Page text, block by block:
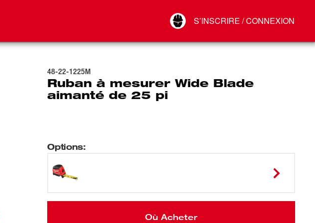
S’INSCRIRE / CONNEXION
Connect
48-22-1225M
Ruban à mesurer Wide Blade
aimanté de 25 pi
Options:
Où Acheter